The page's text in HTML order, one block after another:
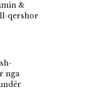
&
qershor
nga